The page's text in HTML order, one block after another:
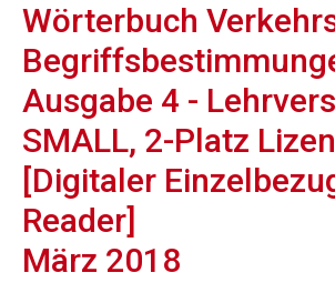
Wörterbuch
Ausgabe 4 -
SMALL, 2-Platz
[Digitaler
Reader]
März 2018